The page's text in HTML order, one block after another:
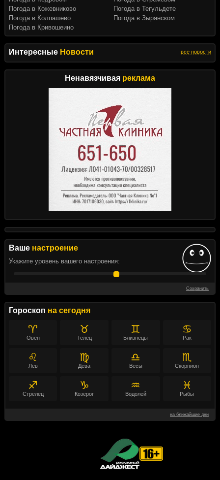
Интересные Новости все новости
Ненавязчивая реклама
Ваше настроение
Укажите уровень вашего настроения:
Сохранить
Гороскоп на сегодня
♈
Овен
♉
Телец
♊
Близнецы
♋
Рак
♌
Лев
♍
Дева
♎
Весы
♏
Скорпион
♐
Стрелец
♑
Козерог
♒
Водолей
♓
Рыбы
на ближайшие дни
Погода в Кожевниково
Погода в Колпашево
Погода в Кривошеино
Погода в Тегульдете
Погода в Зырянском